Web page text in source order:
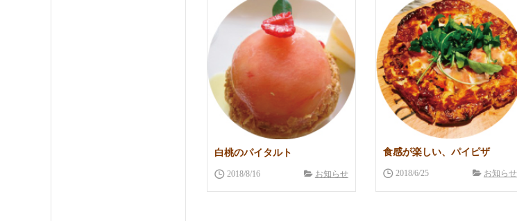
白桃のパイタルト
2018/8/16 お知らせ
食感が楽しい、パイピザ
2018/6/25 お知らせ